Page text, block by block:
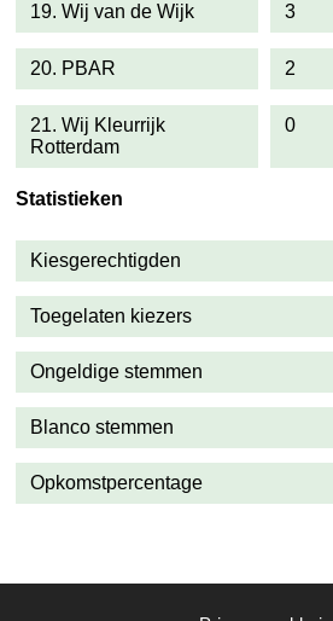
19. Wij van de Wijk 3
20. PBAR 2
21. Wij Kleurrijk
Rotterdam
0
Statistieken
Kiesgerechtigden
Toegelaten kiezers
Ongeldige stemmen
Blanco stemmen
Opkomstpercentage